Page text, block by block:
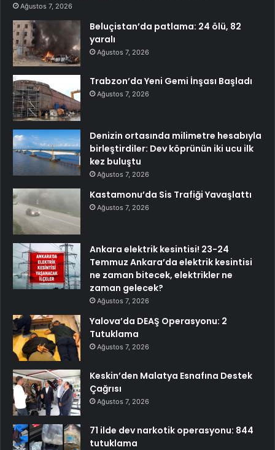
Ağustos 7, 2026
Beluçistan’da patlama: 24 ölü, 82
yaralı
Ağustos 7, 2026
Trabzon’da Yeni Gemi İnşası Başladı
Ağustos 7, 2026
Denizin ortasında milimetre hesabıyla
birleştirdiler: Dev köprünün iki ucu ilk
kez buluştu
Ağustos 7, 2026
Kastamonu’da Sis Trafiği Yavaşlattı
Ağustos 7, 2026
Ankara elektrik kesintisi! 23-24
Temmuz Ankara’da elektrik kesintisi
ne zaman bitecek, elektrikler ne
zaman gelecek?
Ağustos 7, 2026
Yalova’da DEAŞ Operasyonu: 2
Tutuklama
Ağustos 7, 2026
Keskin’den Malatya Esnafına Destek
Çağrısı
Ağustos 7, 2026
71 ilde dev narkotik operasyonu: 844
tutuklama